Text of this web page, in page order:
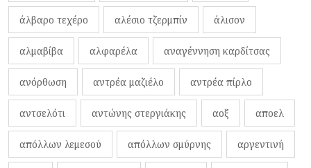
άλβαρο τεχέρο αλέσιο τζερμπίν άλισον
αλμαβίβα αλφαρέλα αναγέννηση καρδίτσας
ανόρθωση αντρέα μαζιέλο αντρέα πίρλο
αντσελότι αντώνης στεργιάκης αοξ αποελ
απόλλων λεμεσού απόλλων σμύρνης αργεντινή